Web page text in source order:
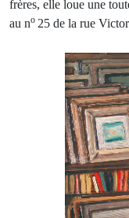
frères, elle loue une
au no 25 de la rue